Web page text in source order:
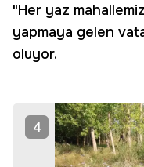
"Her yaz
yapmaya gelen
oluyor.
4